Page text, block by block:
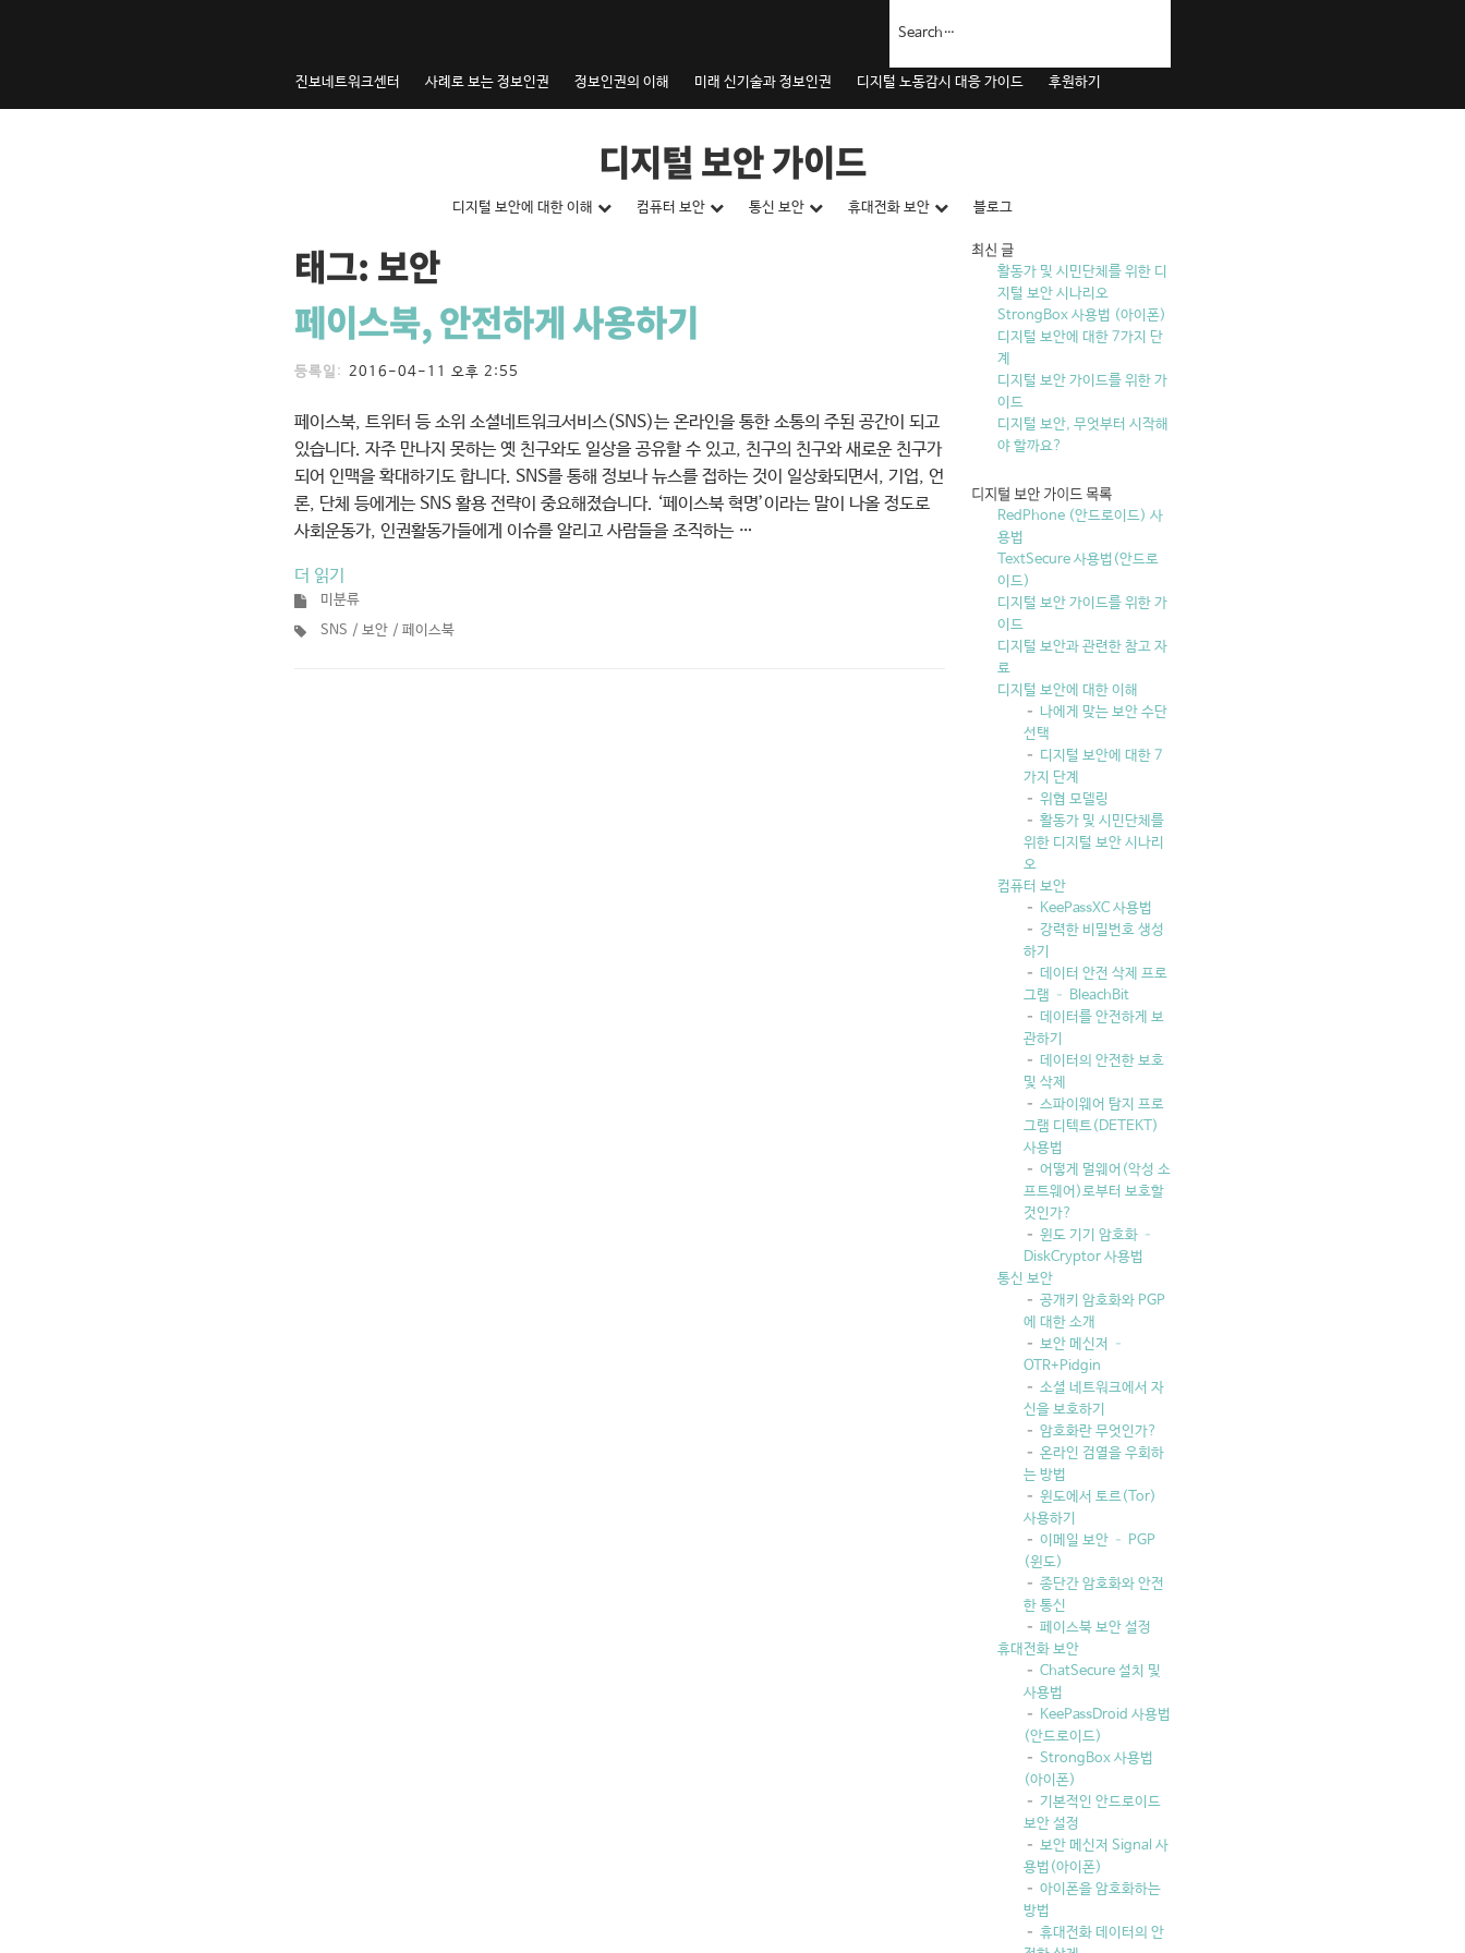
로
진보네트워크센터 사례로 보는 정보인권 정보인권의 이해 미래 신기술과 정보인권 디지털 노동감시 대응 가이드 후원하기
디지털 보안 가이드
내
건
너
뛰
디지털 보안에 대한 이해 컴퓨터 보안 통신 보안 휴대전화 보안 블로그
태그: 보안
페이스북, 안전하게 사용하기
등록일 : 2016-04-11 오후 2:55
페이스북, 트위터 등 소위 소셜네트워크서비스(SNS)는 온라인을 통한 소통의 주된 공간이 되고
있습니다. 자주 만나지 못하는 옛 친구와도 일상을 공유할 수 있고, 친구의 친구와 새로운 친구가
되어 인맥을 확대하기도 합니다. SNS를 통해 정보나 뉴스를 접하는 것이 일상화되면서, 기업, 언
론, 단체 등에게는 SNS 활용 전략이 중요해졌습니다. ‘페이스북 혁명’이라는 말이 나올 정도로
사회운동가, 인권활동가들에게 이슈를 알리고 사람들을 조직하는 …
더 읽기
미분류
SNS
보안 페이스북
최신 글
활동가 및 시민단체를 위한 디
지털 보안 시나리오
StrongBox 사용법 (아이폰)
디지털 보안에 대한 7가지 단
계
디지털 보안 가이드를 위한 가
이드
디지털 보안, 무엇부터 시작해
야 할까요?
디지털 보안 가이드 목록
RedPhone (안드로이드) 사
용법
TextSecure 사용법(안드로
이드)
디지털 보안 가이드를 위한 가
이드
디지털 보안과 관련한 참고 자
료
디지털 보안에 대한 이해
나에게 맞는 보안 수단
선택
디지털 보안에 대한 7
가지 단계
위협 모델링
활동가 및 시민단체를
위한 디지털 보안 시나리
오
컴퓨터 보안
KeePassXC 사용법
강력한 비밀번호 생성
하기
데이터 안전 삭제 프로
그램 – BleachBit
데이터를 안전하게 보
관하기
데이터의 안전한 보호
및 삭제
스파이웨어 탐지 프로
그램 디텍트(DETEKT)
사용법
어떻게 멀웨어(악성 소
프트웨어)로부터 보호할
것인가?
윈도 기기 암호화 –
DiskCryptor 사용법
통신 보안
공개키 암호화와 PGP
에 대한 소개
보안 메신저 –
OTR+Pidgin
소셜 네트워크에서 자
신을 보호하기
암호화란 무엇인가?
온라인 검열을 우회하
는 방법
윈도에서 토르(Tor)
사용하기
이메일 보안 – PGP
(윈도)
종단간 암호화와 안전
한 통신
페이스북 보안 설정
휴대전화 보안
ChatSecure 설치 및
사용법
KeePassDroid 사용법
(안드로이드)
StrongBox 사용법
(아이폰)
기본적인 안드로이드
보안 설정
보안 메신저 Signal 사
용법(아이폰)
아이폰을 암호화하는
방법
휴대전화 데이터의 안